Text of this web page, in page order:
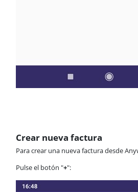
Crear nueva factura
Para crear una nueva factura desde
Pulse el botón "+":